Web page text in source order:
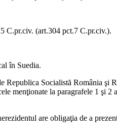
C.pr.civ. (art.304 pct.7 C.pr.civ.).
în Suedia.
Socialistă România şi
menţionate la paragrafele 1 şi 2
are obligaţia de a